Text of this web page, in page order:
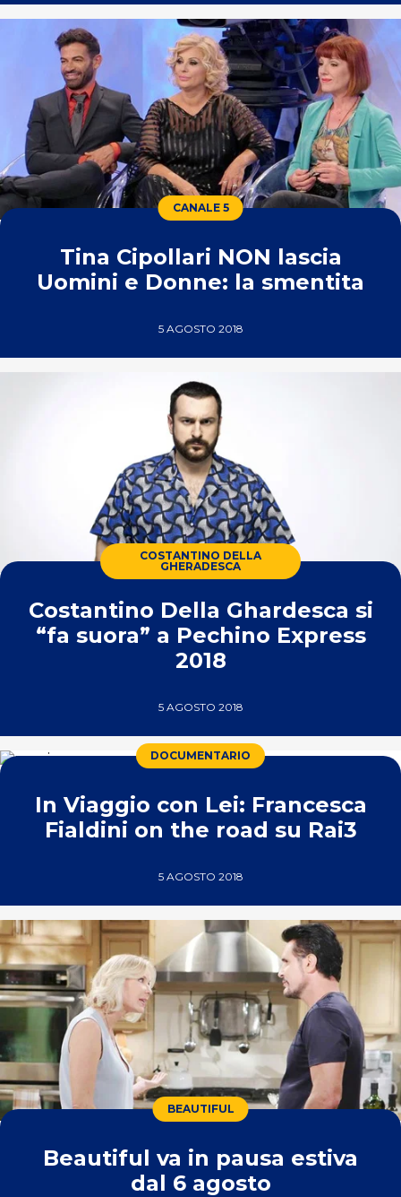
CANALE 5
Tina Cipollari NON lascia
Uomini e Donne: la smentita
5 AGOSTO 2018
COSTANTINO DELLA
GHERADESCA
Costantino Della Ghardesca si
“fa suora” a Pechino Express
2018
5 AGOSTO 2018
DOCUMENTARIO
In Viaggio con Lei: Francesca
Fialdini on the road su Rai3
5 AGOSTO 2018
BEAUTIFUL
Beautiful va in pausa estiva
dal 6 agosto